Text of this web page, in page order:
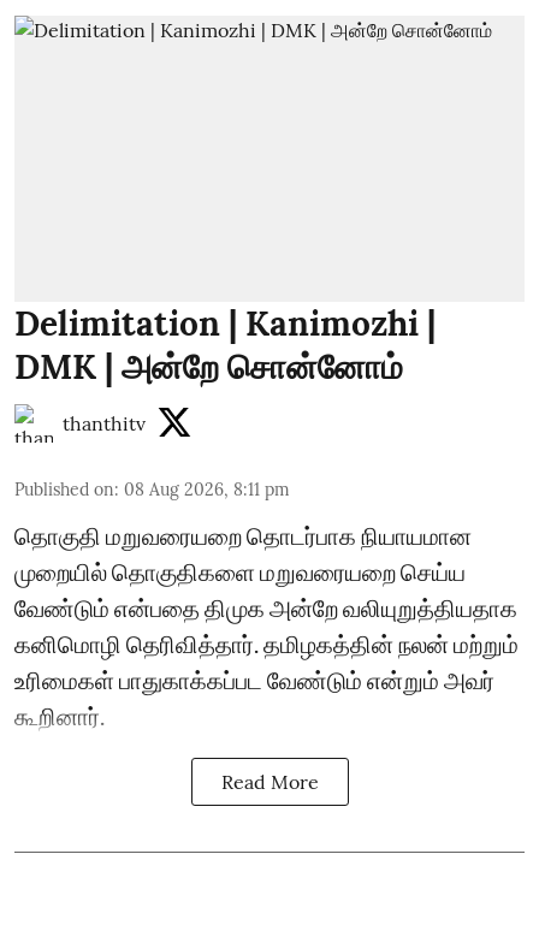
Delimitation | Kanimozhi |
DMK | அன்றே சொன்னோம்
thanthitv
Published on: 08 Aug 2026, 8:11 pm
தொகுதி மறுவரையறை தொடர்பாக நியாயமான
முறையில் தொகுதிகளை மறுவரையறை செய்ய
வேண்டும் என்பதை திமுக அன்றே வலியுறுத்தியதாக
கனிமொழி தெரிவித்தார். தமிழகத்தின் நலன் மற்றும்
உரிமைகள் பாதுகாக்கப்பட வேண்டும் என்றும் அவர்
கூறினார்.
Read More